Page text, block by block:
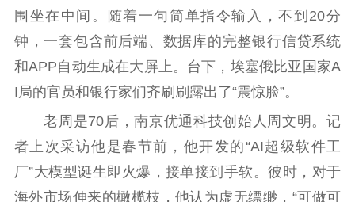
围坐在中间。随着一句简单指令输入，不到20分
钟，一套包含前后端、数据库的完整银行信贷系统
和APP自动生成在大屏上。台下，埃塞俄比亚国家A
I局的官员和银行家们齐刷刷露出了“震惊脸”。
老周是70后，南京优通科技创始人周文明。记
者上次采访他是春节前，他开发的“AI超级软件工
厂”大模型诞生即火爆，接单接到手软。彼时，对于
海外市场伸来的橄榄枝，他认为虚无缥缈，“可做可